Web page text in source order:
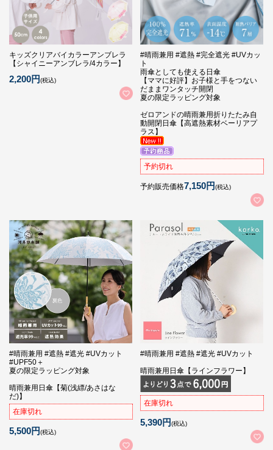
キッズクリアバイカラーアンブレラ
【シャイニーアンブレラ/4カラー】
2,200円(税込)
#晴雨兼用 #遮熱 #完全遮光 #UVカッ
ト
雨傘としても使える日傘
【ママに好評】お子様と手をつない
だままワンタッチ開閉
夏の限定ラッピング対象
ゼロアンドの晴雨兼用折りたたみ自
動開閉日傘【高遮熱素材ベーリアプ
ラス】
予約切れ
予約販売価格7,150円(税込)
#晴雨兼用 #遮熱 #遮光 #UVカット
#UPF50＋
夏の限定ラッピング対象
晴雨兼用日傘【菊(浅縹/あさはな
だ)】
在庫切れ
5,500円(税込)
#晴雨兼用 #遮熱 #遮光 #UVカット
晴雨兼用日傘【ラインフラワー】
在庫切れ
5,390円(税込)